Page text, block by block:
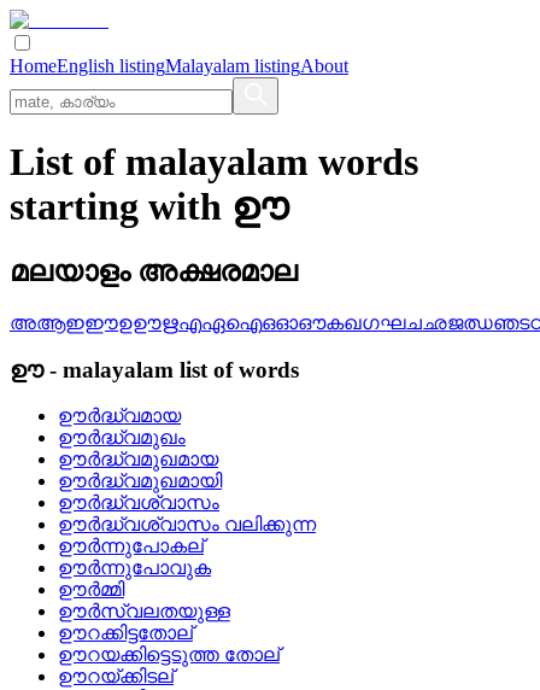
HomeEnglish listingMalayalam listingAbout
List of malayalam words
starting with ഊ
മലയാളം അക്ഷരമാല
അആഇഈഉഊഋഎഏഐഒഓഔകഖഗഘചഛജഝഞട
ഊ- malayalam list of words
ഊര്‍ദ്ധ്വമായ
ഊര്‍ദ്ധ്വമുഖം
ഊര്‍ദ്ധ്വമുഖമായ
ഊര്‍ദ്ധ്വമുഖമായി
ഊര്‍ദ്ധ്വശ്വാസം
ഊര്‍ദ്ധ്വശ്വാസം വലിക്കുന്ന
ഊര്‍ന്നുപോകല്
ഊര്‍ന്നുപോവുക
ഊര്‍മ്മി
ഊര്‍സ്വലതയുള്ള
ഊറക്കിട്ടതോല്
ഊറയക്കിട്ടെടുത്ത തോല്
ഊറയ്‌ക്കിടല്